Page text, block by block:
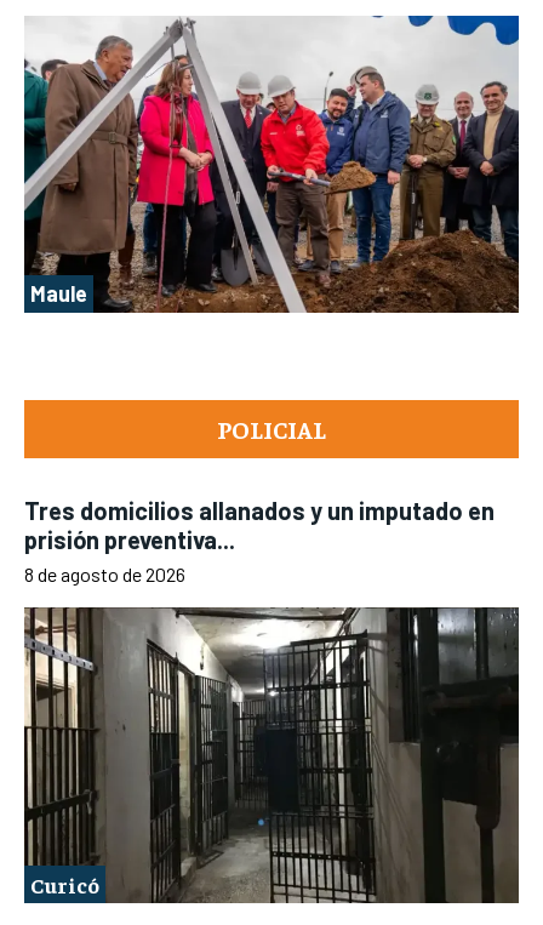
POLICIAL
Tres domicilios allanados y un imputado en
prisión preventiva...
8 de agosto de 2026
Curicó
Maule